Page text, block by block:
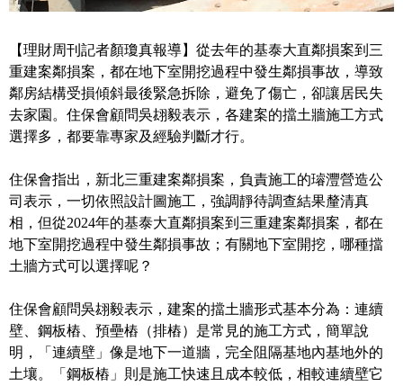
【理財周刊記者顏瓊真報導】從去年的基泰大直鄰損案到三
重建案鄰損案，都在地下室開挖過程中發生鄰損事故，導致
鄰房結構受損傾斜最後緊急拆除，避免了傷亡，卻讓居民失
去家園。住保會顧問吳翃毅表示，各建案的擋土牆施工方式
選擇多，都要靠專家及經驗判斷才行。
住保會指出，新北三重建案鄰損案，負責施工的璿灃營造公
司表示，一切依照設計圖施工，強調靜待調查結果釐清真
相，但從2024年的基泰大直鄰損案到三重建案鄰損案，都在
地下室開挖過程中發生鄰損事故；有關地下室開挖，哪種擋
土牆方式可以選擇呢？
住保會顧問吳翃毅表示，建案的擋土牆形式基本分為：連續
壁、鋼板樁、預壘樁（排樁）是常見的施工方式，簡單說
明，「連續壁」像是地下一道牆，完全阻隔基地內基地外的
土壤。「鋼板樁」則是施工快速且成本較低，相較連續壁它